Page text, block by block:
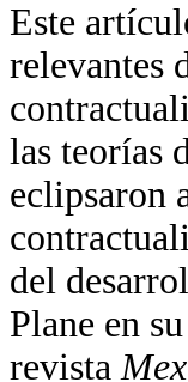
Este
relevantes
las teorías
eclipsaron
del
Plane en
revista